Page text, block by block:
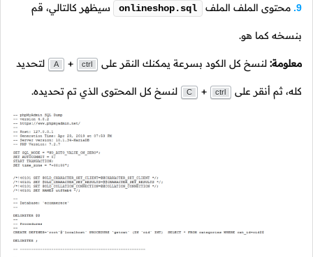
9. محتوى الملف الملف onlineshop.sql سيظهر كالتالي، قم
بنسخه كما هو.
معلومة: لنسخ كل الكود بسرعة يمكنك النقر على ctrl
+
A لتحديد
كله، ثم أنقر على ctrl
+
C لنسخ كل المحتوى الذي تم تحديده.